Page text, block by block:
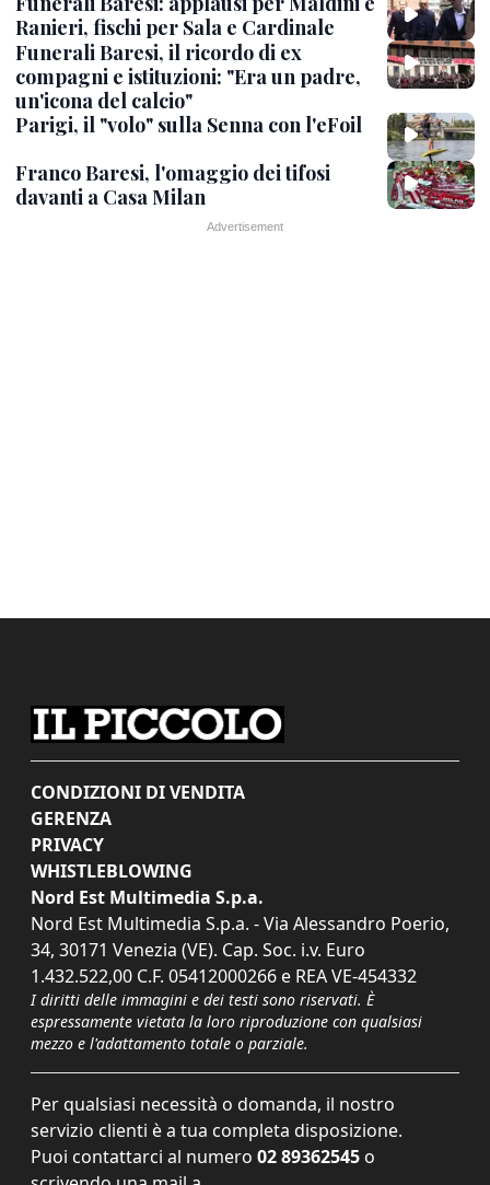
Ranieri, fischi per Sala e Cardinale
Funerali Baresi, il ricordo di ex
compagni e istituzioni: "Era un padre,
un'icona del calcio"
Parigi, il "volo" sulla Senna con l'eFoil
Franco Baresi, l'omaggio dei tifosi
davanti a Casa Milan
CONDIZIONI DI VENDITA
GERENZA
PRIVACY
WHISTLEBLOWING
Nord Est Multimedia S.p.a.
Nord Est Multimedia S.p.a. - Via Alessandro Poerio,
34, 30171 Venezia (VE). Cap. Soc. i.v. Euro
1.432.522,00 C.F. 05412000266 e REA VE-454332
I diritti delle immagini e dei testi sono riservati. È
espressamente vietata la loro riproduzione con qualsiasi
mezzo e l'adattamento totale o parziale.
Per qualsiasi necessità o domanda, il nostro
servizio clienti è a tua completa disposizione.
Puoi contattarci al numero 02 89362545 o